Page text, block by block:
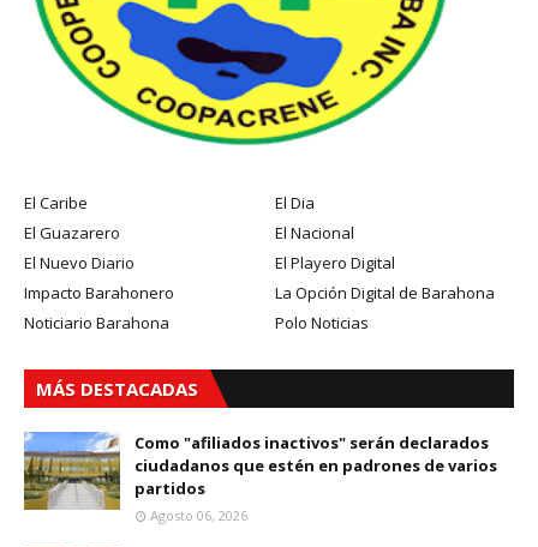
El Caribe
El Dia
El Guazarero
El Nacional
El Nuevo Diario
El Playero Digital
Impacto Barahonero
La Opción Digital de Barahona
Noticiario Barahona
Polo Noticias
MÁS DESTACADAS
Como "afiliados inactivos" serán declarados
ciudadanos que estén en padrones de varios
partidos
Agosto 06, 2026